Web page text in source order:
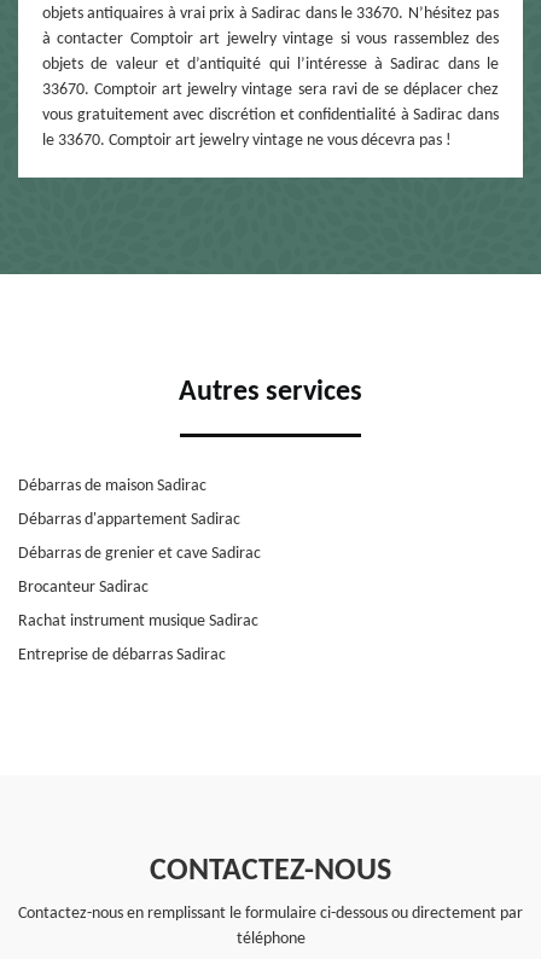
objets antiquaires à vrai prix à Sadirac dans le 33670. N’hésitez pas
à contacter Comptoir art jewelry vintage si vous rassemblez des
objets de valeur et d’antiquité qui l’intéresse à Sadirac dans le
33670. Comptoir art jewelry vintage sera ravi de se déplacer chez
vous gratuitement avec discrétion et confidentialité à Sadirac dans
le 33670. Comptoir art jewelry vintage ne vous décevra pas !
Autres services
Débarras de maison Sadirac
Débarras d'appartement Sadirac
Débarras de grenier et cave Sadirac
Brocanteur Sadirac
Rachat instrument musique Sadirac
Entreprise de débarras Sadirac
CONTACTEZ-NOUS
Contactez-nous en remplissant le formulaire ci-dessous ou directement par
téléphone